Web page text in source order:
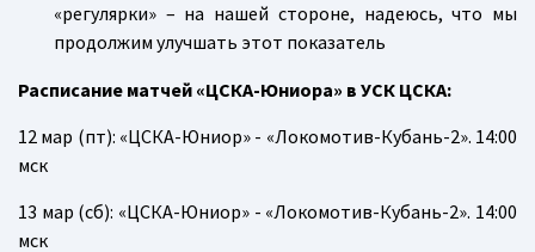
«регулярки» – на нашей стороне, надеюсь, что мы
продолжим улучшать этот показатель
Расписание матчей «ЦСКА-Юниора» в УСК ЦСКА:
12 мар (пт): «ЦСКА-Юниор» - «Локомотив-Кубань-2». 14:00
мск
13 мар (сб): «ЦСКА-Юниор» - «Локомотив-Кубань-2». 14:00
мск